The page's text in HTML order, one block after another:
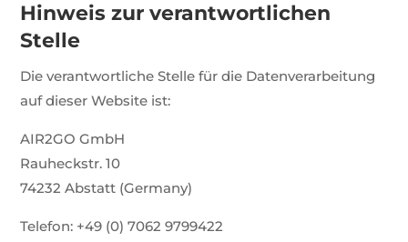
Hinweis zur verantwortlichen
Stelle
Die verantwortliche Stelle für die Datenverarbeitung
auf dieser Website ist:
AIR2GO GmbH
Rauheckstr. 10
74232 Abstatt (Germany)
Telefon: +49 (0) 7062 9799422